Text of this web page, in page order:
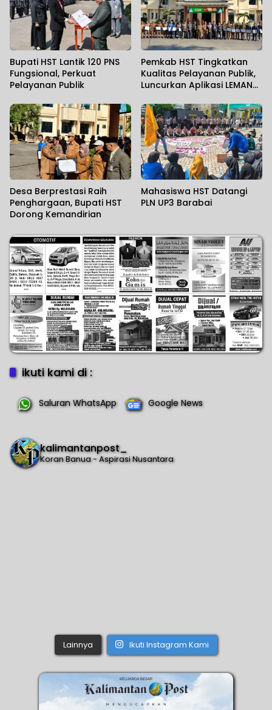
Bupati HST Lantik 120 PNS
Fungsional, Perkuat
Pelayanan Publik
Pemkab HST Tingkatkan
Kualitas Pelayanan Publik,
Luncurkan Aplikasi LEMANG
Desa Berprestasi Raih
Penghargaan, Bupati HST
Dorong Kemandirian
Mahasiswa HST Datangi
PLN UP3 Barabai
ikuti kami di :
Saluran WhatsApp Google News
kalimantanpost_
Koran Banua - Aspirasi Nusantara
Lainnya Ikuti Instagram Kami